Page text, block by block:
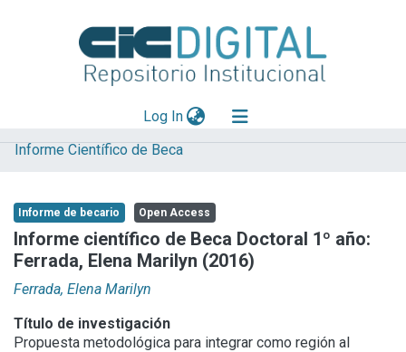
Log In(current)
Explorar
Aportar material
Statistics
Informe Científico de Beca
Informe de becario Open Access
Informe científico de Beca Doctoral 1º año:
Ferrada, Elena Marilyn (2016)
Ferrada, Elena Marilyn
Título de investigación
Propuesta metodológica para integrar como región al